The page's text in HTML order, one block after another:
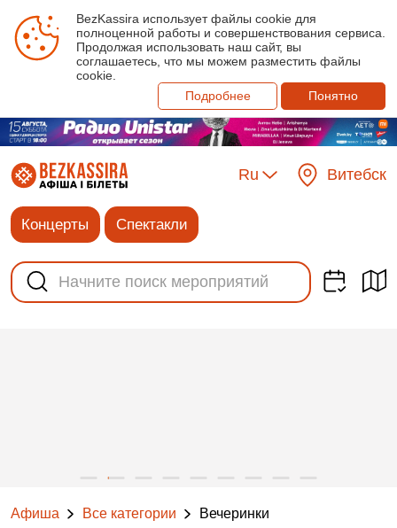
BezKassira использует файлы cookie для
полноценной работы и совершенствования сервиса.
Продолжая использовать наш сайт, вы
соглашаетесь, что мы можем разместить файлы
cookie.
Подробнее
Понятно
Ru Витебск
Концерты Спектакли
Афиша Все категории Вечеринки